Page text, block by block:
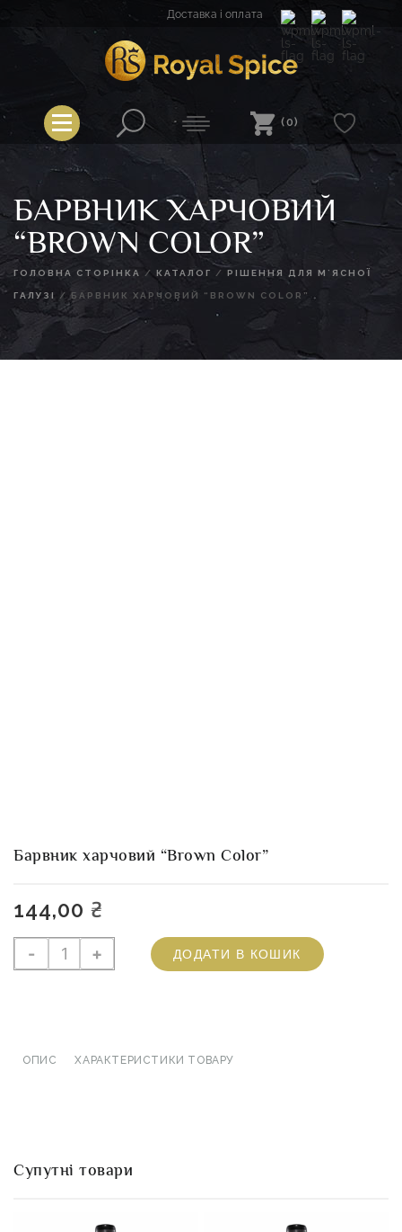
Доставка і оплата
Royal Spice
(0)
БАРВНИК ХАРЧОВИЙ
“BROWN COLOR”
ГОЛОВНА СТОРІНКА / КАТАЛОГ / РІШЕННЯ ДЛЯ М`ЯСНОЇ
ГАЛУЗІ /БАРВНИК ХАРЧОВИЙ “BROWN COLOR”
Барвник харчовий “Brown Color”
144,00 ₴
-
Барвник
харчовий
+ ДОДАТИ В КОШИК
ОПИС ХАРАКТЕРИСТИКИ ТОВАРУ
Супутні товари